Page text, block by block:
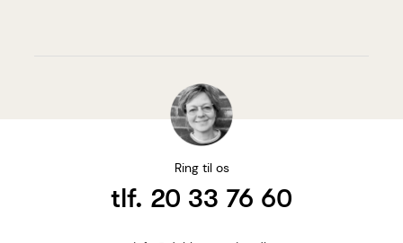
Ring til os
tlf. 20 33 76 60